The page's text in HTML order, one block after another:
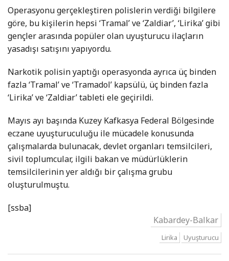
Operasyonu gerçekleştiren polislerin verdiği bilgilere
göre, bu kişilerin hepsi ‘Tramal’ ve ‘Zaldiar’, ‘Lirika’ gibi
gençler arasında popüler olan uyuşturucu ilaçların
yasadışı satışını yapıyordu.
Narkotik polisin yaptığı operasyonda ayrıca üç binden
fazla ‘Tramal’ ve ‘Tramadol’ kapsülü, üç binden fazla
‘Lirika’ ve ‘Zaldiar’ tableti ele geçirildi.
Mayıs ayı başında Kuzey Kafkasya Federal Bölgesinde
eczane uyuşturuculuğu ile mücadele konusunda
çalışmalarda bulunacak, devlet organları temsilcileri,
sivil toplumcular, ilgili bakan ve müdürlüklerin
temsilcilerinin yer aldığı bir çalışma grubu
oluşturulmuştu.
[ssba]
Kabardey-Balkar
Lirika Uyuşturucu